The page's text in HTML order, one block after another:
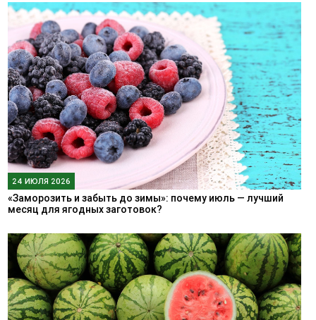
24 ИЮЛЯ 2026
«Заморозить и забыть до зимы»: почему июль — лучший
месяц для ягодных заготовок?